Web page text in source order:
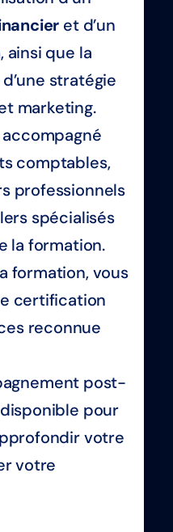
et d’un
, ainsi que la
stratégie
marketing.
comptables,
professionnels
spécialisés
la formation.
formation, vous
certification
reconnue
post-
pour
votre
votre